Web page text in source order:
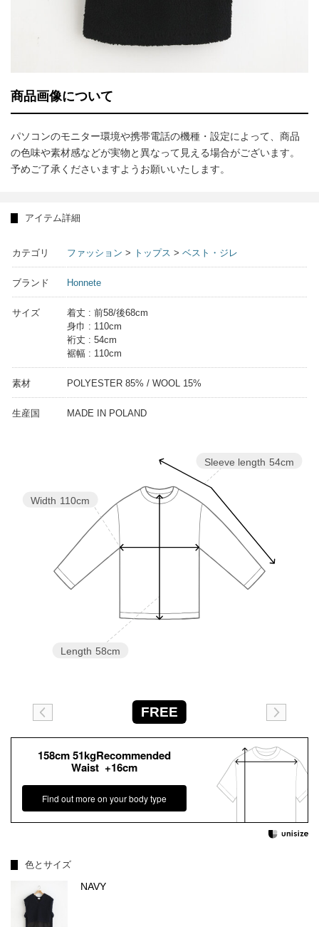
商品画像について
パソコンのモニター環境や携帯電話の機種・設定によって、商品
の色味や素材感などが実物と異なって見える場合がございます。
予めご了承くださいますようお願いいたします。
アイテム詳細
カテゴリ ファッション > トップス > ベスト・ジレ
ブランド Honnete
サイズ
着丈 : 前58/後68cm
身巾 : 110cm
裄丈 : 54cm
裾幅 : 110cm
素材 POLYESTER 85% / WOOL 15%
生産国 MADE IN POLAND
Sleeve length 54cm
Length 58cm
Width 110cm
FREE
158cm 51kgRecommended
Waist +16cm
Find out more on your body type
色とサイズ
NAVY